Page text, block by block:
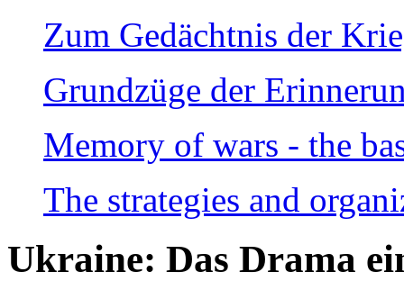
Zum Gedächtnis der
Grundzüge der
Memory of wars - the
The strategies and
Ukraine: Das Drama